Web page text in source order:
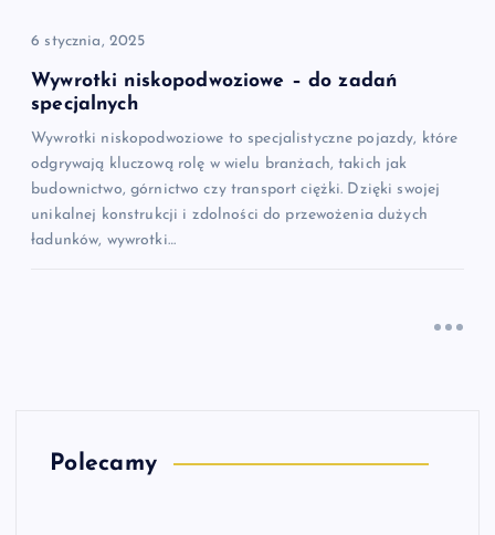
6 stycznia, 2025
Wywrotki niskopodwoziowe – do zadań
specjalnych
Wywrotki niskopodwoziowe to specjalistyczne pojazdy, które
odgrywają kluczową rolę w wielu branżach, takich jak
budownictwo, górnictwo czy transport ciężki. Dzięki swojej
unikalnej konstrukcji i zdolności do przewożenia dużych
ładunków, wywrotki…
Polecamy